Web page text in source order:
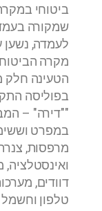
ביטוחי
שמקורה
לעמדה, נשען
מקרה
הטעינה חלק
בפוליסה
""דירה" –
במפרט
מרפסות,
ואינסטלציה,
דוודים,
טלפון וחשמל